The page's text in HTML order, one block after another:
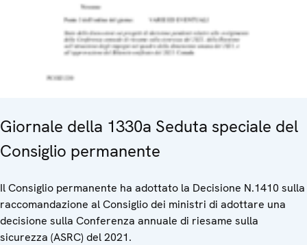
Giornale della 1330a Seduta speciale del
Consiglio permanente
Il Consiglio permanente ha adottato la Decisione N.1410 sulla
raccomandazione al Consiglio dei ministri di adottare una
decisione sulla Conferenza annuale di riesame sulla
sicurezza (ASRC) del 2021.